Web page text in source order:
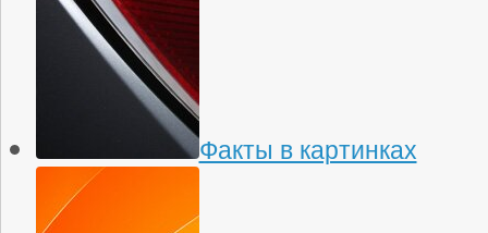
Факты в картинках